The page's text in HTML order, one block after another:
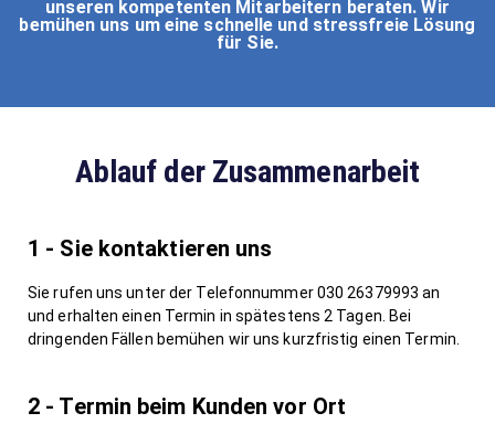
unseren kompetenten Mitarbeitern beraten. Wir
bemühen uns um eine schnelle und stressfreie Lösung
für Sie.
Ablauf der Zusammenarbeit
1 - Sie kontaktieren uns
Sie rufen uns unter der Telefonnummer 030 26379993 an
und erhalten einen Termin in spätestens 2 Tagen. Bei
dringenden Fällen bemühen wir uns kurzfristig einen Termin.
2 - Termin beim Kunden vor Ort